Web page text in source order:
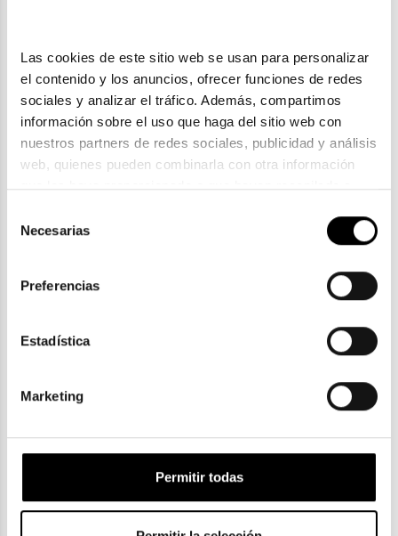
Las cookies de este sitio web se usan para personalizar
el contenido y los anuncios, ofrecer funciones de redes
sociales y analizar el tráfico. Además, compartimos
información sobre el uso que haga del sitio web con
nuestros partners de redes sociales, publicidad y análisis
web, quienes pueden combinarla con otra información
que les haya proporcionado o que hayan recopilado a
la política de privacidad en el siguiente
. Consulta
Necesarias
Preferencias
Estadística
Marketing
Permitir todas
TOMMY HILFIGER TH 2148
2 colores En Stock